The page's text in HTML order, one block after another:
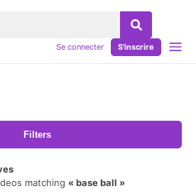
Se connecter S'inscrire
Filters
matching
base ball